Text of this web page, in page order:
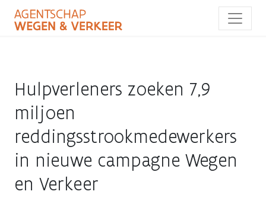
naar
Hulpverleners zoeken 7,9
miljoen
reddingsstrookmedewerkers
in nieuwe campagne Wegen
en Verkeer